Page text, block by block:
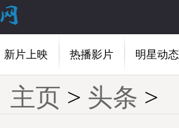
新片上映 热播影片 明星动态
主页 > 头条 >